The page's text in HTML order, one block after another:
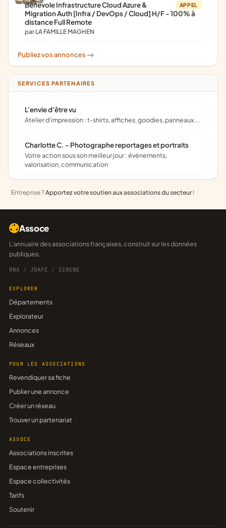
APPEL
Bénévole Infrastructure Cloud Azure &
Migration Auth [Infra / DevOps / Cloud] H/F - 100% à
distance Full Remote
par LA FAMILLE MAGHEN
Publiez vos annonces ->
SERVICES PARTENAIRES
L'envie d'être vu
Atelier d'impression : t-shirts, affiches, goodies, panneaux...
Charlotte C. - Photographe reportages et portraits
Votre action sous son meilleur jour : événements,
valorisation, communication
Entreprise ?Apportez votre soutien aux associations du secteur !
Assoce
L'annuaire des associations françaises, construit sur les données
publiques.
RNA / JOAFE / SIRENE
EXPLORER
Départements
Explorateur
Annonces
Réseaux
POUR LES ASSOCIATIONS
Revendiquer sa fiche
Publier une annonce
Créer un réseau
Trouver un partenariat
ASSOCE
Associations inscrites
Espace entreprises
Espace collectivités
Tarifs
Soutenir